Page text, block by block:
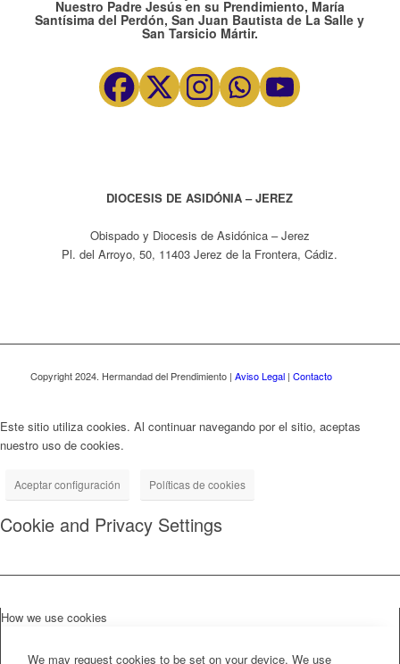
Nuestro Padre Jesús en su Prendimiento, María
Santísima del Perdón, San Juan Bautista de La Salle y
San Tarsicio Mártir.
DIOCESIS DE ASIDÓNIA – JEREZ
Obispado y Diocesis de Asidónica – Jerez
Pl. del Arroyo, 50, 11403 Jerez de la Frontera, Cádiz.
Copyright 2024. Hermandad del Prendimiento | Aviso Legal| Contacto
Este sitio utiliza cookies. Al continuar navegando por el sitio, aceptas
nuestro uso de cookies.
Aceptar configuración Políticas de cookies
Cookie and Privacy Settings
How we use cookies
We may request cookies to be set on your device. We use